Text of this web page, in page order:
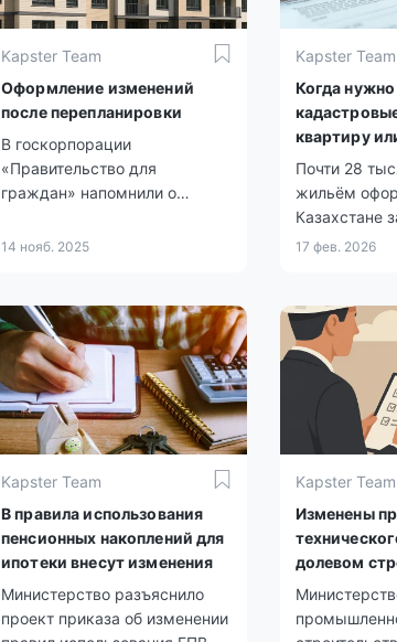
Kapster Team
Оформление изменений
после перепланировки
В госкорпорации
«Правительство для
граждан» напомнили о
перепланировки жилья.
14 нояб. 2025
Kapster Team
Когда
квартиру
Почти 28
жильём
Казахстане
года.
17 фев. 2026
Kapster Team
В правила использования
пенсионных накоплений для
ипотеки внесут изменения
Министерство разъяснило
проект приказа об изменении
Kapster Team
Изменены
долевом
жилья